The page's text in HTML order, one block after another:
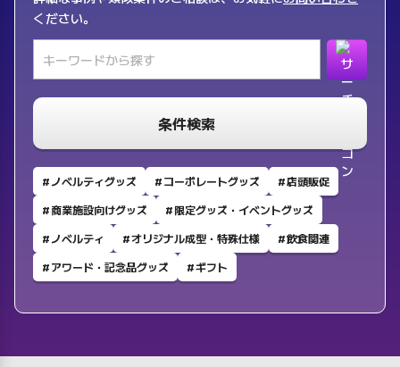
ください。
条件検索
ノベルティグッズ コーポレートグッズ
店頭販促
商業施設向けグッズ
限定グッズ・イベントグッズ
ノベルティ
オリジナル成型・特殊仕様
飲食関連
アワード・記念品グッズ
ギフト